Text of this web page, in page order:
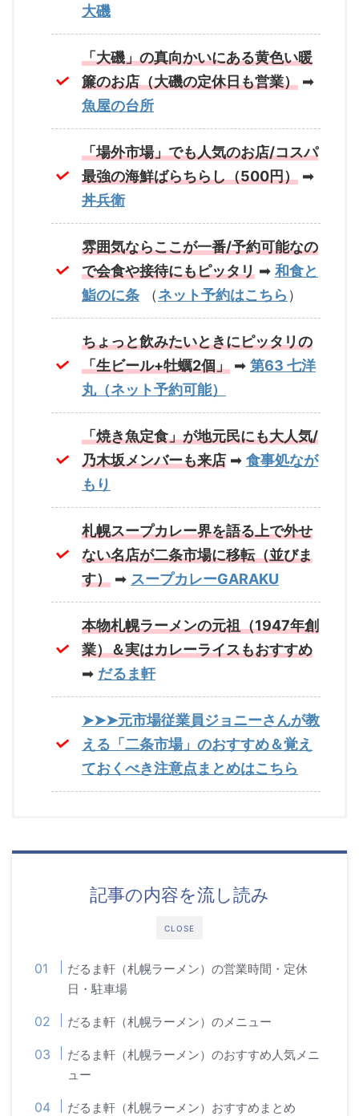
大磯
「大磯」の真向かいにある黄色い暖
簾のお店（大磯の定休日も営業） ➡
魚屋の台所
「場外市場」でも人気のお店/コスパ
最強の海鮮ばらちらし（500円） ➡
丼兵衛
雰囲気ならここが一番/予約可能なの
で会食や接待にもピッタリ ➡ 和食と
鮨のに条 （ネット予約はこちら ）
ちょっと飲みたいときにピッタリの
「生ビール+牡蠣2個」 ➡ 第63 七洋
丸（ネット予約可能）
「焼き魚定食」が地元民にも大人気/
乃木坂メンバーも来店 ➡ 食事処なが
もり
札幌スープカレー界を語る上で外せ
ない名店が二条市場に移転（並びま
す） ➡ スープカレーGARAKU
本物札幌ラーメンの元祖（1947年創
業）＆実はカレーライスもおすすめ
➡ だるま軒
➤➤➤元市場従業員ジョニーさんが教
える「二条市場」のおすすめ＆覚え
ておくべき注意点まとめはこちら
CLOSE
記事の内容を流し読み
だるま軒（札幌ラーメン）の営業時間・定休
日・駐車場
だるま軒（札幌ラーメン）のメニュー
だるま軒（札幌ラーメン）のおすすめ人気メニ
ュー
だるま軒（札幌ラーメン）おすすめまとめ